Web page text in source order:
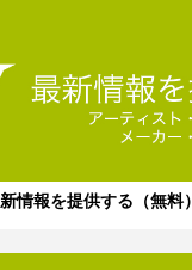
情報を提供する（無料）